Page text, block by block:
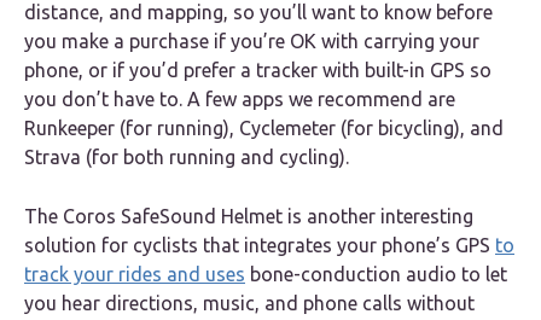
distance, and mapping, so you’ll want to know before
you make a purchase if you’re OK with carrying your
phone, or if you’d prefer a tracker with built-in GPS so
you don’t have to. A few apps we recommend are
Runkeeper (for running), Cyclemeter (for bicycling), and
Strava (for both running and cycling).
The Coros SafeSound Helmet is another interesting
solution for cyclists that integrates your phone’s GPS to
track your rides and uses bone-conduction audio to let
you hear directions, music, and phone calls without